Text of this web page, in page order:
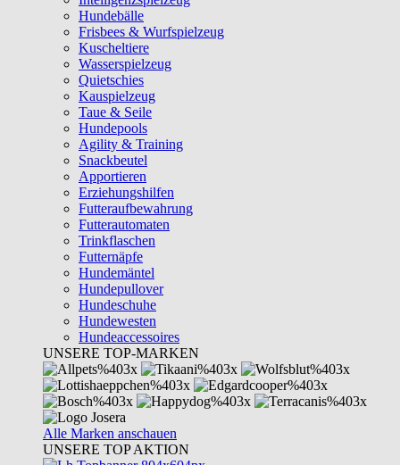
Hundebälle
Frisbees & Wurfspielzeug
Kuscheltiere
Wasserspielzeug
Quietschies
Kauspielzeug
Taue & Seile
Hundepools
Agility & Training
Snackbeutel
Apportieren
Erziehungshilfen
Futteraufbewahrung
Futterautomaten
Trinkflaschen
Futternäpfe
Hundemäntel
Hundepullover
Hundeschuhe
Hundewesten
Hundeaccessoires
UNSERE TOP-MARKEN
Alle Marken anschauen
UNSERE TOP AKTION